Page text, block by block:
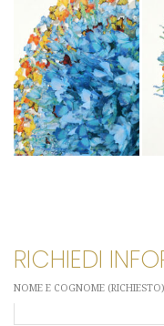
RICHIEDI
NOME E COGNOME (RICHIESTO)